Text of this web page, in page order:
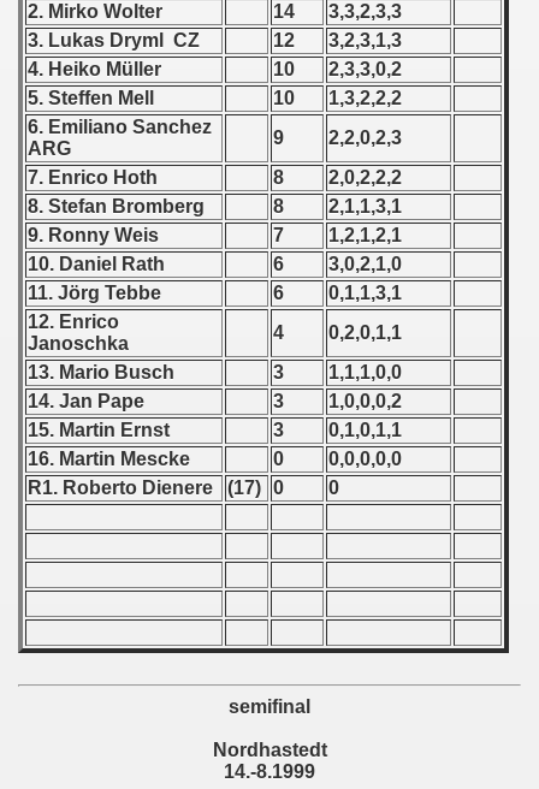
2. Mirko Wolter
14
3,3,2,3,3
3. Lukas Dryml CZ
12
3,2,3,1,3
4. Heiko Müller
10
2,3,3,0,2
5. Steffen Mell
10
1,3,2,2,2
6. Emiliano Sanchez
ARG
9
2,2,0,2,3
7. Enrico Hoth
8
2,0,2,2,2
8. Stefan Bromberg
8
2,1,1,3,1
9. Ronny Weis
7
1,2,1,2,1
10. Daniel Rath
6
3,0,2,1,0
11. Jörg Tebbe
6
0,1,1,3,1
12. Enrico
Janoschka
4
0,2,0,1,1
13. Mario Busch
3
1,1,1,0,0
14. Jan Pape
3
1,0,0,0,2
15. Martin Ernst
3
0,1,0,1,1
16. Martin Mescke
0
0,0,0,0,0
R1. Roberto Dienere
(17) 0 0
semifinal
Nordhastedt
14.-8.1999
- 1960
- 1961
- 1962
- 1963
- 1964
- 1965
- 1966
- 1967
- 1968
- 1969
- 1970